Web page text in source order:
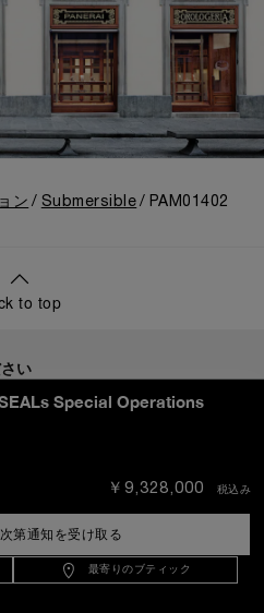
Special Operations
￥9,328,000 税込み
第通知を受け取る
最寄りのブティック
ン Submersible PAM01402
to top
い
送信